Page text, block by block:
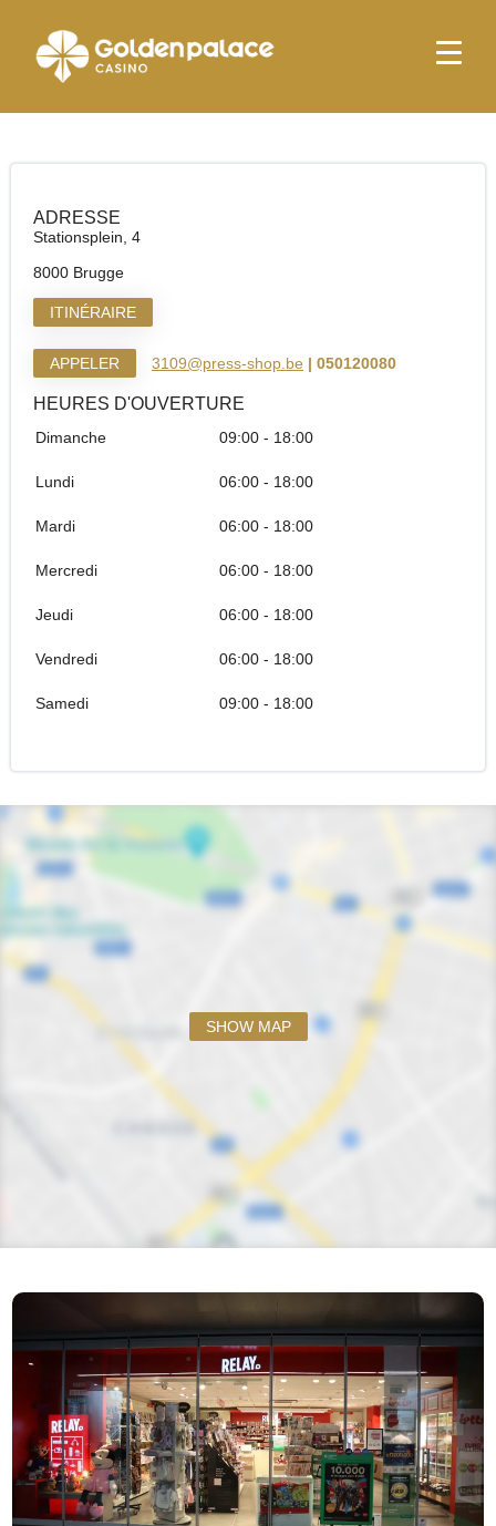
page d'accueil
ADRESSE
Stationsplein, 4
8000 Brugge
ITINÉRAIRE
APPELER 3109@press-shop.be | 050120080
HEURES D'OUVERTURE
Dimanche 09:00 - 18:00
Lundi 06:00 - 18:00
Mardi 06:00 - 18:00
Mercredi 06:00 - 18:00
Jeudi 06:00 - 18:00
Vendredi 06:00 - 18:00
Samedi 09:00 - 18:00
SHOW MAP